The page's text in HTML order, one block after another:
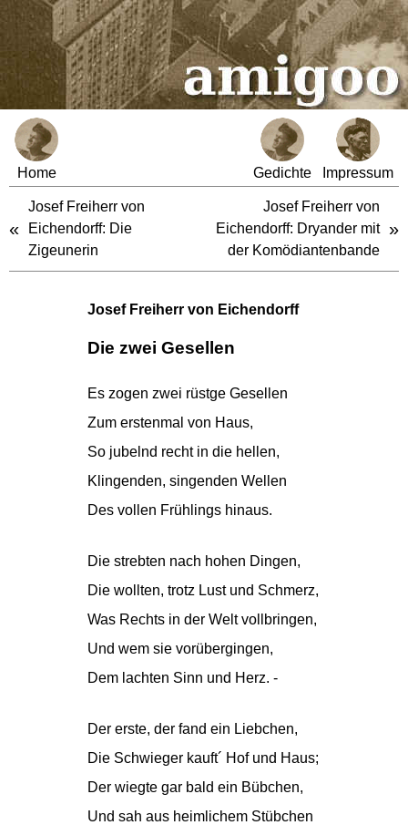
Home Gedichte Impressum
«
Josef Freiherr von
Eichendorff: Die
Zigeunerin
Josef Freiherr von
Eichendorff: Dryander mit
der Komödiantenbande
»
Josef Freiherr von Eichendorff
Die zwei Gesellen
Es zogen zwei rüstge Gesellen
Zum erstenmal von Haus,
So jubelnd recht in die hellen,
Klingenden, singenden Wellen
Des vollen Frühlings hinaus.
Die strebten nach hohen Dingen,
Die wollten, trotz Lust und Schmerz,
Was Rechts in der Welt vollbringen,
Und wem sie vorübergingen,
Dem lachten Sinn und Herz. -
Der erste, der fand ein Liebchen,
Die Schwieger kauft´ Hof und Haus;
Der wiegte gar bald ein Bübchen,
Und sah aus heimlichem Stübchen